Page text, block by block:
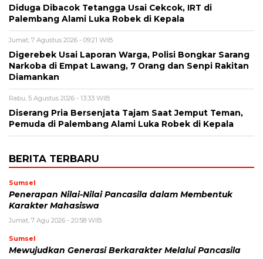
Diduga Dibacok Tetangga Usai Cekcok, IRT di
Palembang Alami Luka Robek di Kepala
Jumat, 7 Agustus 2026 - 09:21 WIB
Digerebek Usai Laporan Warga, Polisi Bongkar Sarang
Narkoba di Empat Lawang, 7 Orang dan Senpi Rakitan
Diamankan
Rabu, 5 Agustus 2026 - 13:33 WIB
Diserang Pria Bersenjata Tajam Saat Jemput Teman,
Pemuda di Palembang Alami Luka Robek di Kepala
BERITA TERBARU
Sumsel
Penerapan Nilai-Nilai Pancasila dalam Membentuk
Karakter Mahasiswa
Jumat, 7 Agu 2026 - 20:58 WIB
Sumsel
Mewujudkan Generasi Berkarakter Melalui Pancasila